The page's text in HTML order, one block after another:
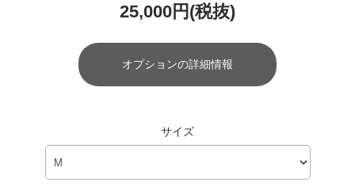
25,000円(税抜)
オプションの詳細情報
サイズ